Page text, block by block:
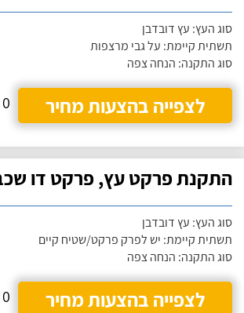
סוג העץ: עץ דובדבן
תשתית קיימת: על גבי מרצפות
סוג התקנה: הנחה צפה
לצפייה בהצעות מחיר
0 הצעות מחיר
התקנת פרקט עץ, פרקט דו
סוג העץ: עץ דובדבן
תשתית קיימת: יש לפרק פרקט/שטיח קיים
סוג התקנה: הנחה צפה
לצפייה בהצעות מחיר
0 הצעות מחיר